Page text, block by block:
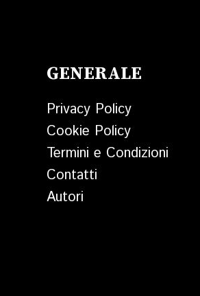
GENERALE
Privacy Policy
Cookie Policy
Termini e Condizioni
Contatti
Autori